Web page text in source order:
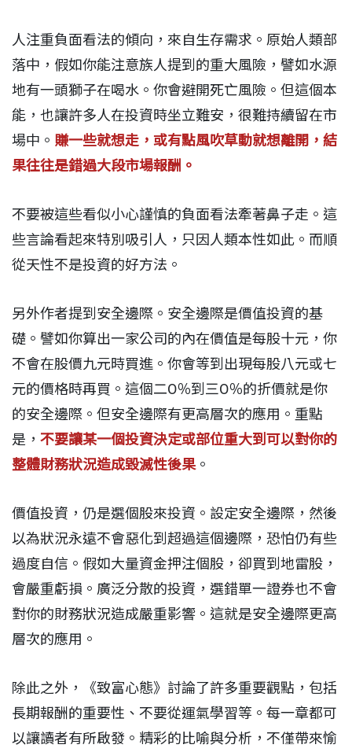
人注重負面看法的傾向，來自生存需求。原始人類部
落中，假如你能注意族人提到的重大風險，譬如水源
地有一頭獅子在喝水。你會避開死亡風險。但這個本
能，也讓許多人在投資時坐立難安，很難持續留在市
場中。 賺一些就想走，或有點風吹草動就想離開，結
果往往是錯過大段市場報酬。
不要被這些看似小心謹慎的負面看法牽著鼻子走。這
些言論看起來特別吸引人，只因人類本性如此。而順
從天性不是投資的好方法。
另外作者提到安全邊際。安全邊際是價值投資的基
礎。譬如你算出一家公司的內在價值是每股十元，你
不會在股價九元時買進。你會等到出現每股八元或七
元的價格時再買。這個二O％到三O％的折價就是你
的安全邊際。但安全邊際有更高層次的應用。重點
是， 不要讓某一個投資決定或部位重大到可以對你的
整體財務狀況造成毀滅性後果。
價值投資，仍是選個股來投資。設定安全邊際，然後
以為狀況永遠不會惡化到超過這個邊際，恐怕仍有些
過度自信。假如大量資金押注個股，卻買到地雷股，
會嚴重虧損。廣泛分散的投資，選錯單一證券也不會
對你的財務狀況造成嚴重影響。這就是安全邊際更高
層次的應用。
除此之外，《致富心態》討論了許多重要觀點，包括
長期報酬的重要性、不要從運氣學習等。每一章都可
以讓讀者有所啟發。精彩的比喻與分析，不僅帶來愉